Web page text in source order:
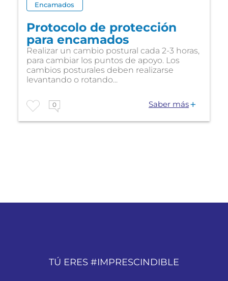
Encamados
Protocolo de protección
para encamados
Realizar un cambio postural cada 2-3 horas,
para cambiar los puntos de apoyo. Los
cambios posturales deben realizarse
levantando o rotando...
0 Saber más
TÚ ERES #IMPRESCINDIBLE